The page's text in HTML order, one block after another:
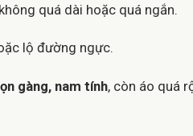
quá dài hoặc quá ngắn.
lộ đường ngực.
gàng, nam tính, còn áo quá